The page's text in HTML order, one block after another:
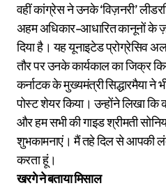
वहीं कांग्रेस ने उनके ‘विज़नरी’
अहम अधिकार-आधारित कानूनों के
दिया है। यह यूनाइटेड प्रोग्रेसिव
तौर पर उनके कार्यकाल का जिक्र
कर्नाटक के मुख्यमंत्री सिद्धारमैया ने
पोस्ट शेयर किया। उन्होंने लिखा कि
और हम सभी की गाइड श्रीमती
शुभकामनाएं। मैं तहे दिल से आपकी
करता हूं।
खरगे ने बताया मिसाल